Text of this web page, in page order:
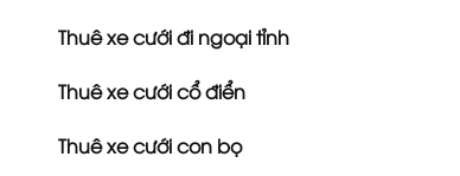
Thuê xe cưới đi ngoại tỉnh
Thuê xe cưới cổ điển
Thuê xe cưới con bọ